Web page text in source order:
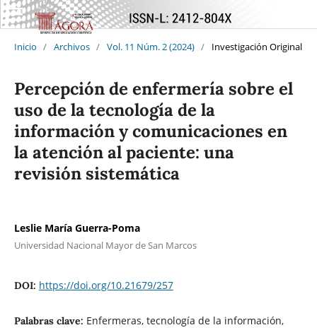
Inicio / Archivos / Vol. 11 Núm. 2 (2024) / Investigación Original
Percepción de enfermería sobre el
uso de la tecnología de la
información y comunicaciones en
la atención al paciente: una
revisión sistemática
Leslie María Guerra-Poma
Universidad Nacional Mayor de San Marcos
DOI: https://doi.org/10.21679/257
Palabras clave: Enfermeras, tecnología de la información,